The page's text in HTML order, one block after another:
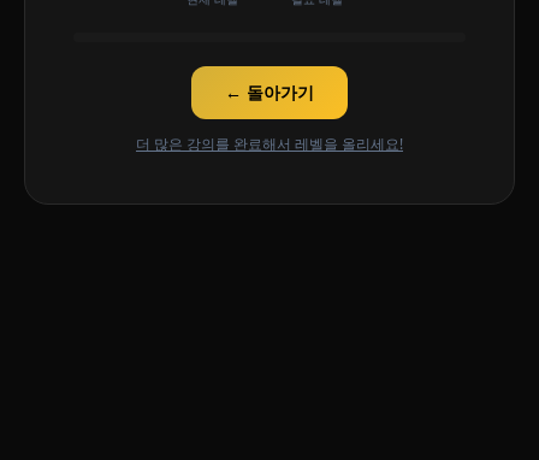
← 돌아가기
더 많은 강의를 완료해서 레벨을 올리세요!